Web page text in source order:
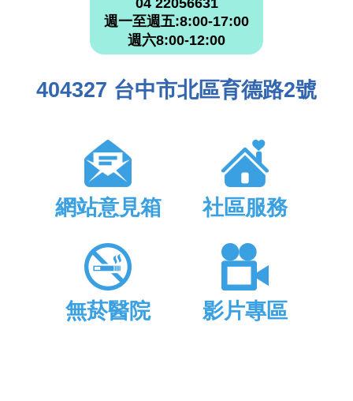
04 22056631
週一至週五:8:00-17:00
週六8:00-12:00
404327 台中市北區育德路2號
網站意見箱 社區服務
無菸醫院 影片專區